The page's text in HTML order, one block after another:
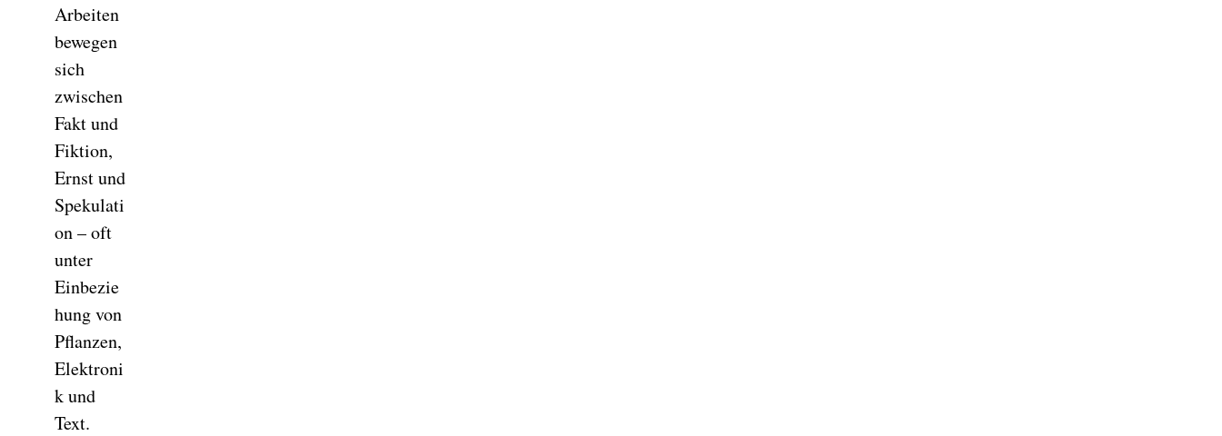
Arbeiten
bewegen
sich
zwischen
Fakt und
Fiktion,
Ernst und
Spekulati
on – oft
unter
Einbezie
hung von
Pflanzen,
Elektroni
k und
Text.